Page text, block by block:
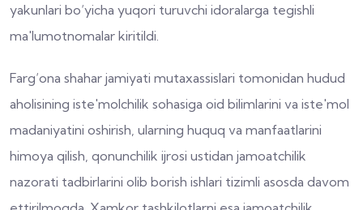
yakunlari bo‘yicha yuqori turuvchi idoralarga tegishli
ma'lumotnomalar kiritildi.
Farg‘ona shahar jamiyati mutaxassislari tomonidan hudud
aholisining iste'molchilik sohasiga oid bilimlarini va iste'mol
madaniyatini oshirish, ularning huquq va manfaatlarini
himoya qilish, qonunchilik ijrosi ustidan jamoatchilik
nazorati tadbirlarini olib borish ishlari tizimli asosda davom